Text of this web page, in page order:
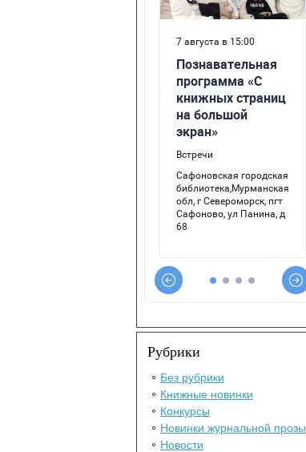
Рубрики
Без рубрики
Книжные новинки
Конкурсы
Новинки журнальной прозы
Новости